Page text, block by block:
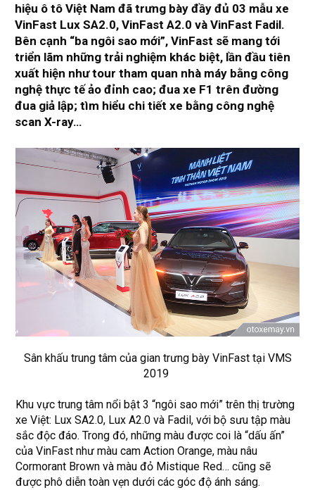
hiệu ô tô Việt Nam đã trưng bày đầy đủ 03 mẫu xe
VinFast Lux SA2.0, VinFast A2.0 và VinFast Fadil.
Bên cạnh “ba ngôi sao mới”, VinFast sẽ mang tới
triển lãm những trải nghiệm khác biệt, lần đầu tiên
xuất hiện như tour tham quan nhà máy bằng công
nghệ thực tế ảo đỉnh cao; đua xe F1 trên đường
đua giả lập; tìm hiểu chi tiết xe bằng công nghệ
scan X-ray…
Sân khấu trung tâm của gian trưng bày VinFast tại VMS
2019
Khu vực trung tâm nổi bật 3 “ngôi sao mới” trên thị trường
xe Việt: Lux SA2.0, Lux A2.0 và Fadil, với bộ sưu tập màu
sắc độc đáo. Trong đó, những màu được coi là “dấu ấn”
của VinFast như màu cam Action Orange, màu nâu
Cormorant Brown và màu đỏ Mistique Red… cũng sẽ
được phô diễn toàn vẹn dưới các góc độ ánh sáng.